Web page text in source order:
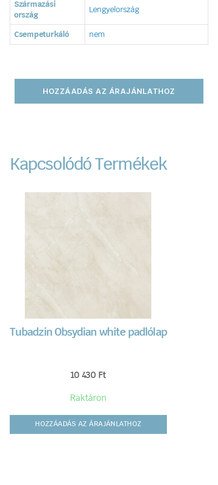
Származási
ország
Lengyelország
Csempeturkáló nem
HOZZÁADÁS AZ ÁRAJÁNLATHOZ
Kapcsolódó Termékek
Tubadzin Obsydian white padlólap
10 430 Ft
Raktáron
HOZZÁADÁS AZ ÁRAJÁNLATHOZ